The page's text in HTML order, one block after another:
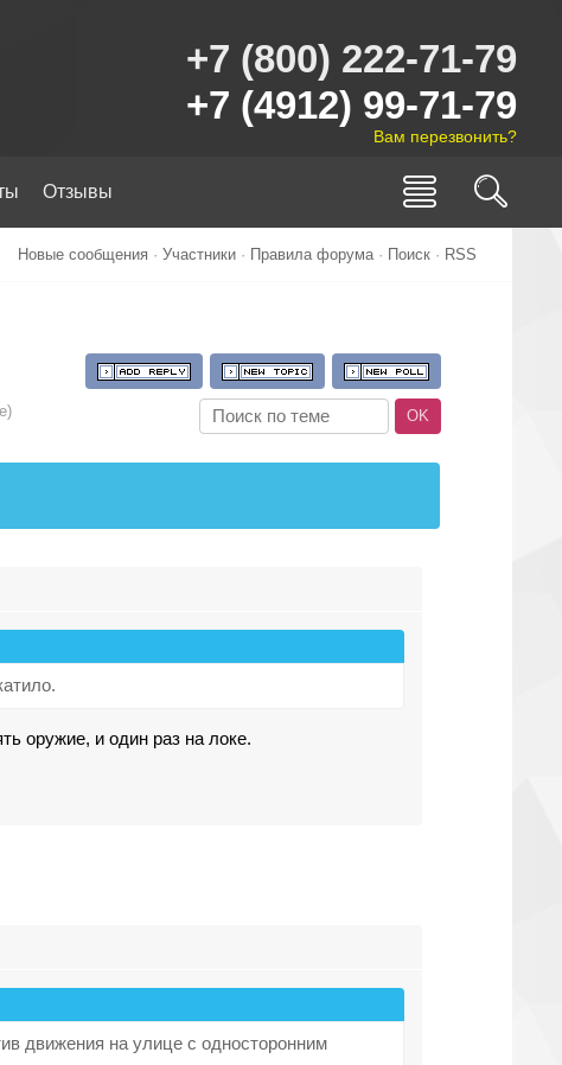
+7 (800) 222-71-79
+7 (4912) 99-71-79
Вам перезвонить?
Отзывы
Новые сообщения · Участники · Правила форума· Поиск · RSS
оружие, и один раз на локе.
движения на улице с односторонним